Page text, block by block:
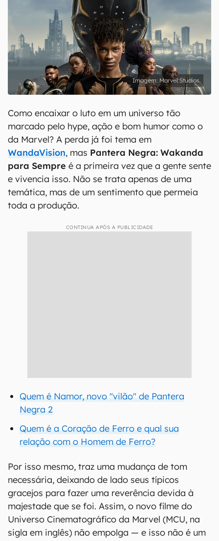
Marvel Studios
Como encaixar o luto em um universo tão
marcado pelo hype, ação e bom humor como o
da Marvel? A perda já foi tema em
WandaVision, mas Pantera Negra: Wakanda
para Sempre é a primeira vez que a gente sente
e vivencia isso. Não se trata apenas de uma
temática, mas de um sentimento que permeia
toda a produção.
CONTINUA APÓS A PUBLICIDADE
Quem é Namor, novo "vilão" de Pantera
Negra 2
Quem é a Coração de Ferro e qual sua
relação com o Homem de Ferro?
Por isso mesmo, traz uma mudança de tom
necessária, deixando de lado seus típicos
gracejos para fazer uma reverência devida à
majestade que se foi. Assim, o novo filme do
Universo Cinematográfico da Marvel (MCU, na
sigla em inglês) não empolga — e isso não é um